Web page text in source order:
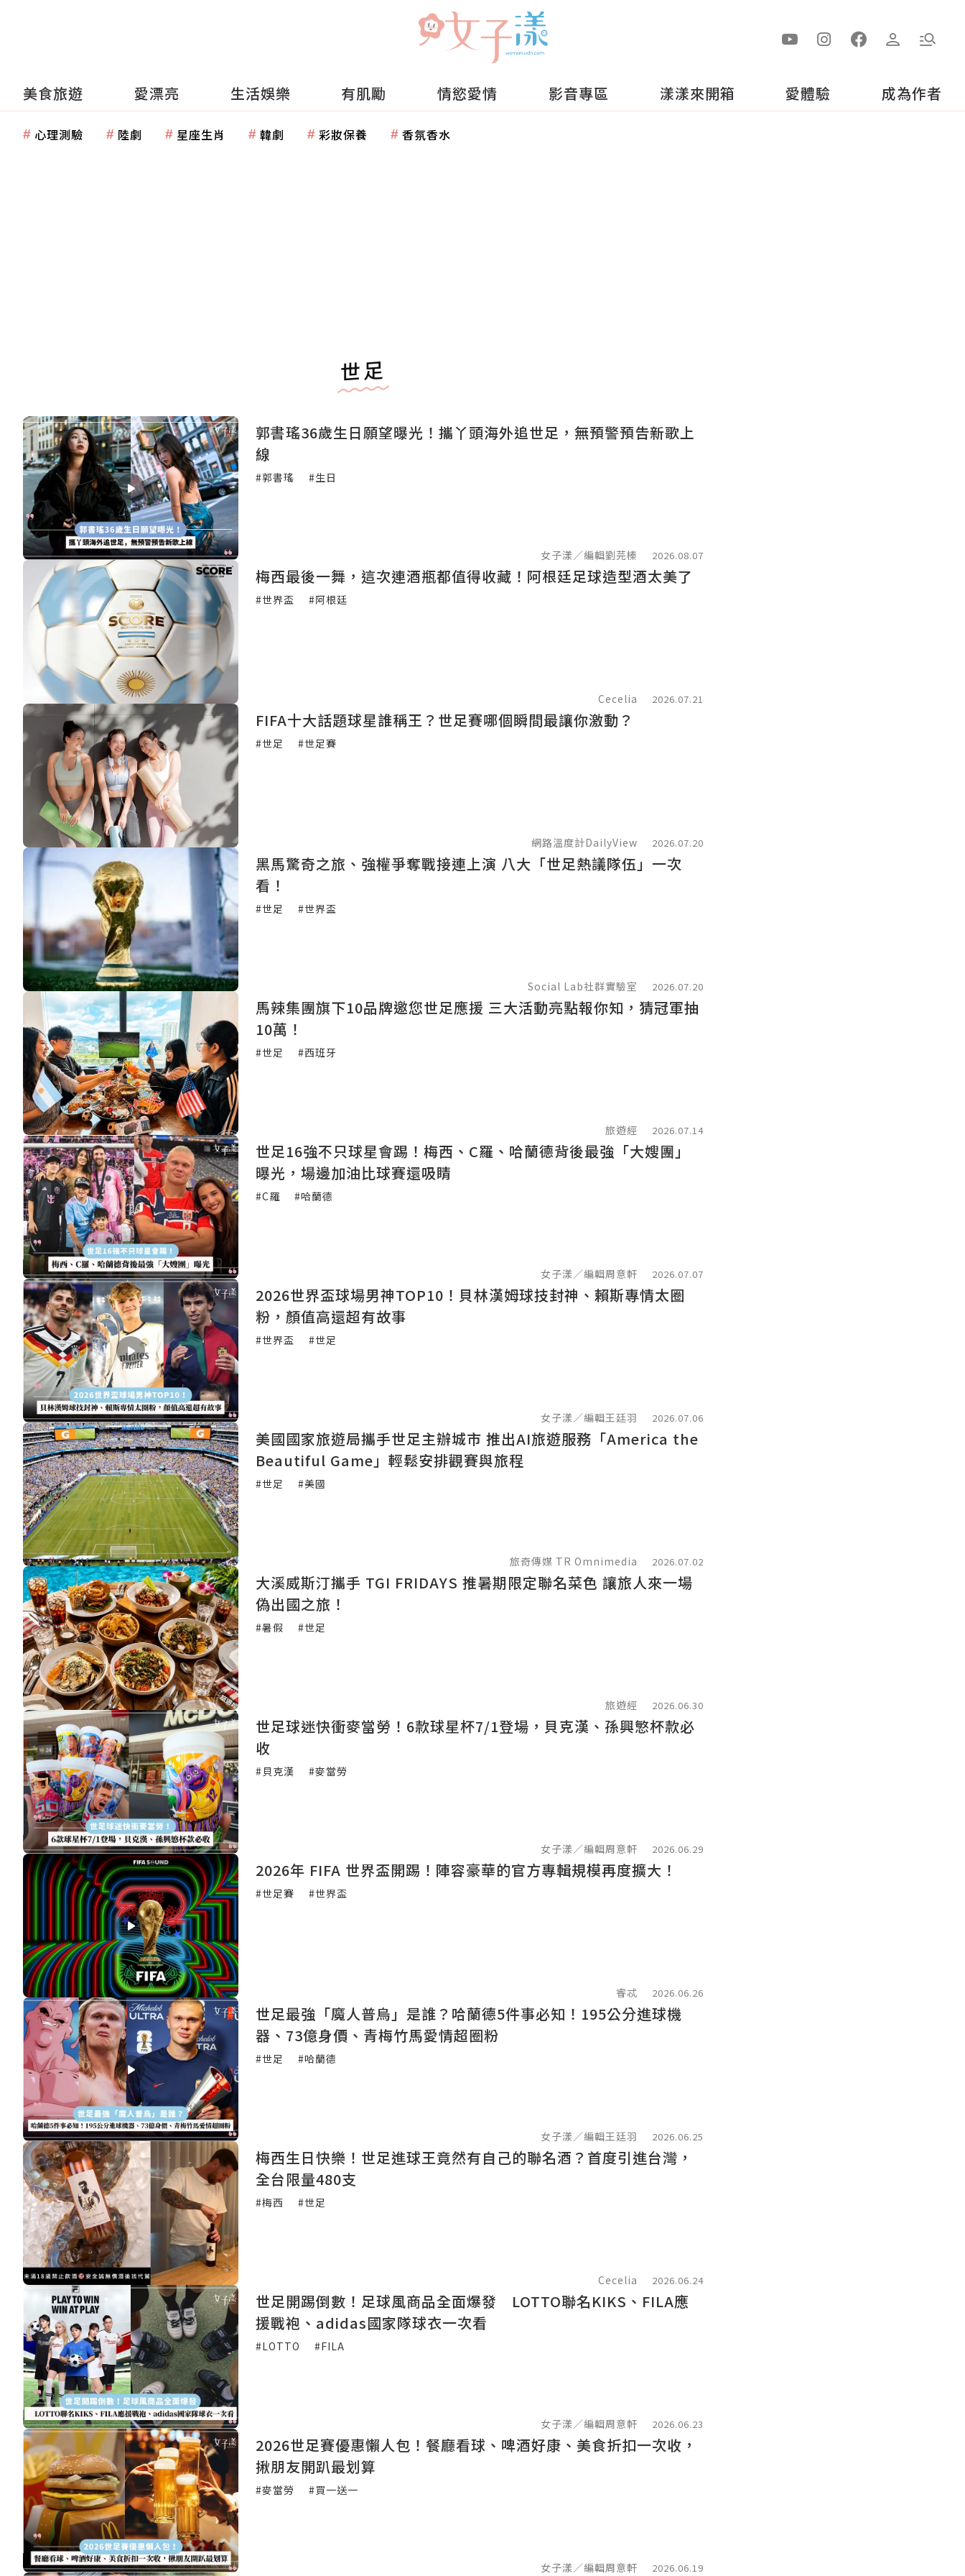
美食旅遊 愛漂亮 生活娛樂 有肌勵 情慾愛情 影音專區 漾漾來開箱 愛體驗 成為作者
心理測驗 陸劇 星座生肖 韓劇 彩妝保養 香氛香水
世足
郭書瑤36歲生日願望曝光！攜丫頭海外追世足，無預警預告新歌上
線
#郭書瑤 #生日
女子漾／編輯劉芫榛 2026.08.07
梅西最後一舞，這次連酒瓶都值得收藏！阿根廷足球造型酒太美了
#世界盃 #阿根廷
Cecelia 2026.07.21
FIFA十大話題球星誰稱王？世足賽哪個瞬間最讓你激動？
#世足 #世足賽
網路溫度計DailyView 2026.07.20
黑馬驚奇之旅、強權爭奪戰接連上演 八大「世足熱議隊伍」一次
看！
#世足 #世界盃
Social Lab社群實驗室 2026.07.20
馬辣集團旗下10品牌邀您世足應援 三大活動亮點報你知，猜冠軍抽
10萬！
#世足 #西班牙
旅遊經 2026.07.14
世足16強不只球星會踢！梅西、C羅、哈蘭德背後最強「大嫂團」
曝光，場邊加油比球賽還吸睛
#C羅 #哈蘭德
女子漾／編輯周意軒 2026.07.07
2026世界盃球場男神TOP10！貝林漢姆球技封神、賴斯專情太圈
粉，顏值高還超有故事
#世界盃 #世足
女子漾／編輯王廷羽 2026.07.06
美國國家旅遊局攜手世足主辦城市 推出AI旅遊服務「America the
Beautiful Game」輕鬆安排觀賽與旅程
#世足 #美國
旅奇傳媒 TR Omnimedia 2026.07.02
大溪威斯汀攜手 TGI FRIDAYS 推暑期限定聯名菜色 讓旅人來一場
偽出國之旅！
#暑假 #世足
旅遊經 2026.06.30
世足球迷快衝麥當勞！6款球星杯7/1登場，貝克漢、孫興慜杯款必
收
#貝克漢 #麥當勞
女子漾／編輯周意軒 2026.06.29
2026年 FIFA 世界盃開踢！陣容豪華的官方專輯規模再度擴大！
#世足賽 #世界盃
睿忒 2026.06.26
世足最強「魔人普烏」是誰？哈蘭德5件事必知！195公分進球機
器、73億身價、青梅竹馬愛情超圈粉
#世足 #哈蘭德
女子漾／編輯王廷羽 2026.06.25
梅西生日快樂！世足進球王竟然有自己的聯名酒？首度引進台灣，
全台限量480支
#梅西 #世足
Cecelia 2026.06.24
世足開踢倒數！足球風商品全面爆發 LOTTO聯名KIKS、FILA應
援戰袍、adidas國家隊球衣一次看
#LOTTO #FILA
女子漾／編輯周意軒 2026.06.23
2026世足賽優惠懶人包！餐廳看球、啤酒好康、美食折扣一次收，
揪朋友開趴最划算
#麥當勞 #買一送一
女子漾／編輯周意軒 2026.06.19